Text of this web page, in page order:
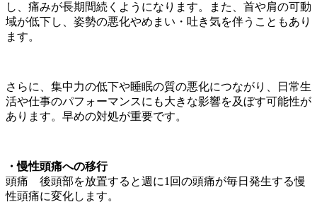
し、痛みが長期間続くようになります。また、首や肩の可動
域が低下し、姿勢の悪化やめまい・吐き気を伴うこともあり
ます。
さらに、集中力の低下や睡眠の質の悪化につながり、日常生
活や仕事のパフォーマンスにも大きな影響を及ぼす可能性が
あります。早めの対処が重要です。
・慢性頭痛への移行
頭痛 後頭部を放置すると週に1回の頭痛が毎日発生する慢
性頭痛に変化します。